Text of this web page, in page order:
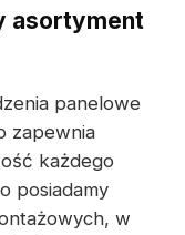
asortyment
panelowe
zapewnia
każdego
posiadamy
w